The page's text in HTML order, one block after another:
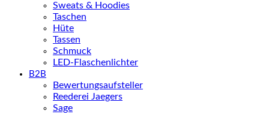
Sweats & Hoodies
Taschen
Hüte
Tassen
Schmuck
LED-Flaschenlichter
B2B
Bewertungsaufsteller
Reederei Jaegers
Sage